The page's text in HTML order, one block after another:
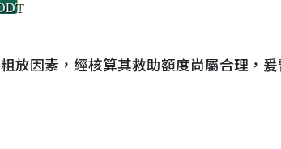
放因素，經核算其救助額度尚屬合理，爰